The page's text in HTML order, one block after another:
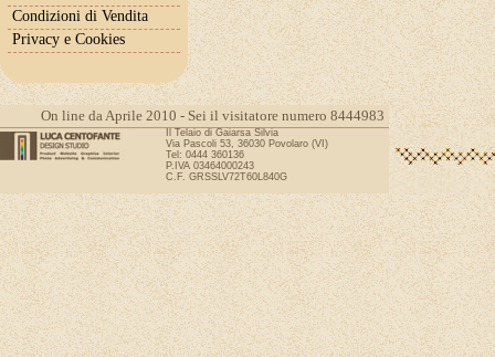
Condizioni di Vendita
Privacy e Cookies
On line da Aprile 2010 - Sei il visitatore numero 8444983
Il Telaio di Gaiarsa Silvia
Via Pascoli 53, 36030 Povolaro (VI)
Tel: 0444 360136
P.IVA 03464000243
C.F. GRSSLV72T60L840G